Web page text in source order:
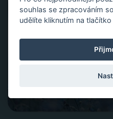
souhlas se zpracováním
udělíte kliknutím na